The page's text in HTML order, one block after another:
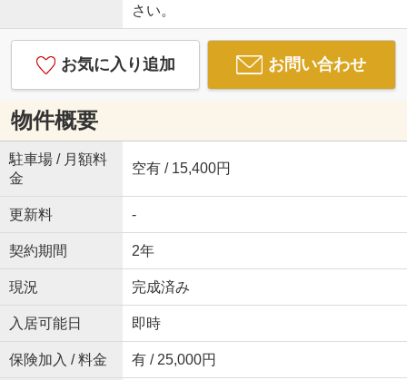
さい。
お気に入り追加 お問い合わせ
物件概要
駐車場 / 月額料
金
空有 / 15,400円
更新料 -
契約期間 2年
現況 完成済み
入居可能日 即時
保険加入 / 料金 有 / 25,000円